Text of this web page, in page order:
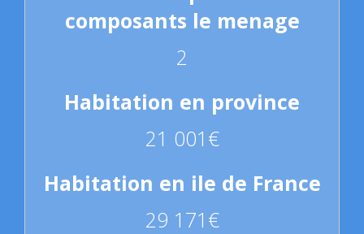
2
21 001€
29 171€